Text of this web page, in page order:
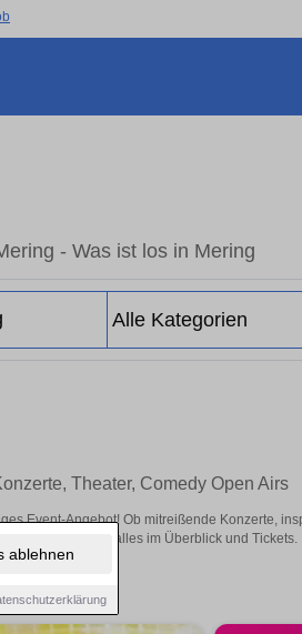
ablehnen
- Was ist los in Mering
Theater, Comedy Open Airs
Event-Angebot! Ob mitreißende Konzerte,
– hier finden alles im Überblick und Tickets.